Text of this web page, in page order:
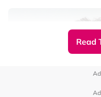
陈建州纪录范玮
Read